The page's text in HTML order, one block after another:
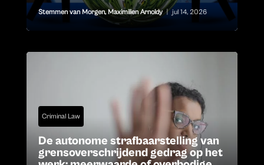
Stemmen van Morgen, Maximilien Arnoldy | jul 14, 2026
Criminal Law
De autonome strafbaarstelling van
grensoverschrijdend gedrag op het